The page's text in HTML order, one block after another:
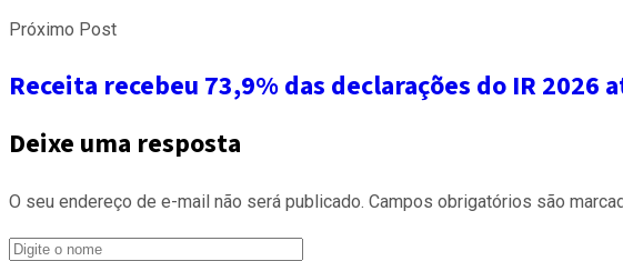
Próximo Post
Receita recebeu 73,9% das declarações do IR 2026
Deixe uma resposta
O seu endereço de e-mail não será publicado. Campos obrigatórios são